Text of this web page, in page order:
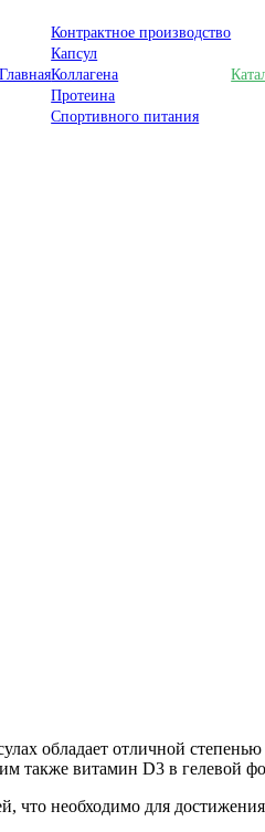
Главная
Контрактное производство
Капсул
Коллагена
Протеина
Спортивного питания
vitamin D3
обладает отличной
также витамин D3 в гелевой
что необходимо для